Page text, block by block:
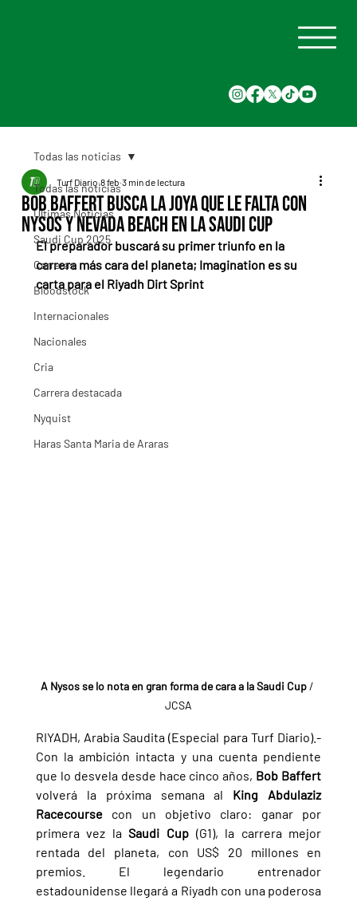
Todas las noticias
Últimas Noticias
Saudi Cup 2025
Carreras
Bloodstock
Internacionales
Nacionales
Cria
Carrera destacada
Nyquist
Haras Santa Maria de Araras
Todas las noticias
Bob Baffert busca la joya que le falta con
Nysos y Nevada Beach en la Saudi Cup
Turf Diario 8 feb 3 min de lectura
El preparador buscará su primer triunfo en la
carrera más cara del planeta; Imagination es su
carta para el Riyadh Dirt Sprint
A Nysos se lo nota en gran forma de cara a la Saudi Cup /
JCSA
RIYADH, Arabia Saudita (Especial para Turf Diario).-
Con la ambición intacta y una cuenta pendiente
que lo desvela desde hace cinco años,
volverá la próxima semana al King Abdulaziz
Racecourse con un objetivo claro: ganar por
primera vez la Saudi Cup (G1), la carrera mejor
rentada del planeta, con US$ 20 millones en
premios. El legendario entrenador
estadounidense llegará a Riyadh con una poderosa